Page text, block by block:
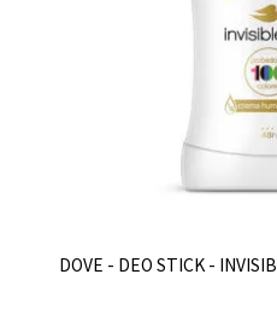
DOVE - DEO STICK -